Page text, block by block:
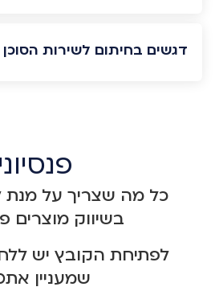
דגשים בחיתום לשירות הסוכן
פנסיוני
כל מה שצריך על מנת
בשיווק מוצרים
לפתיחת הקובץ יש
שמעניין